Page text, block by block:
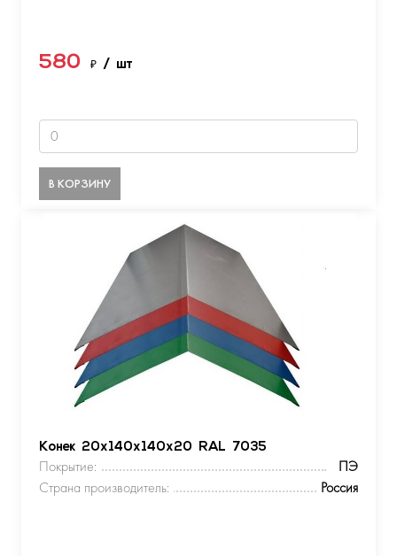
580 ₽ / шт
В КОРЗИНУ
Конек 20х140х140х20 RAL 7035
Покрытие:
ПЭ
Страна производитель:
Россия